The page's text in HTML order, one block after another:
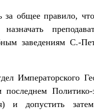
общее правило,
заведениям С.-
Императорского
Политико-
и допустить